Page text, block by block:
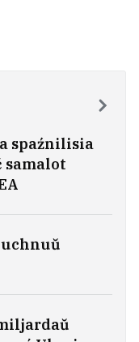
spaźnilisia
samalot
zabiła
ŭnuka